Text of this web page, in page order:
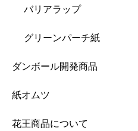
バリアラップ
グリーンパーチ紙
ダンボール開発商品
紙オムツ
花王商品について